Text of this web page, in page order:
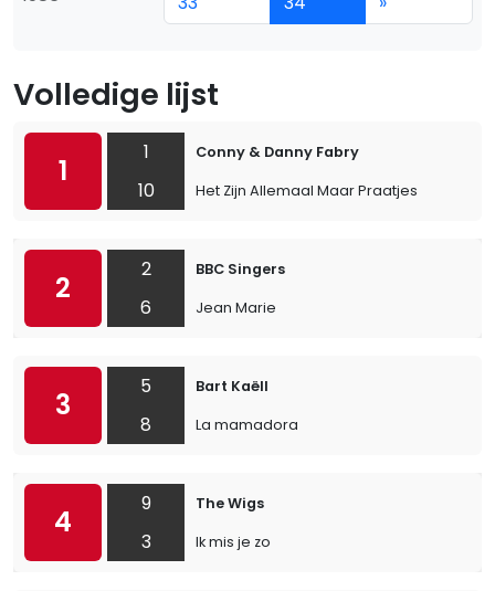
Volledige lijst
1
1
10
Conny & Danny Fabry
Het Zijn Allemaal Maar Praatjes
2
2
6
BBC Singers
Jean Marie
3
5
8
Bart Kaëll
La mamadora
4
9
3
The Wigs
Ik mis je zo